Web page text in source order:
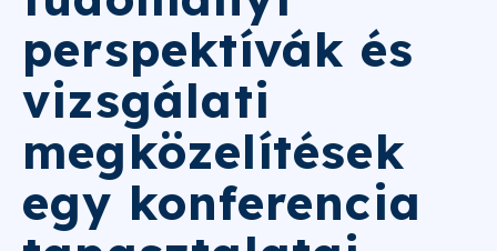
perspektívák és
vizsgálati
megközelítések
egy konferencia